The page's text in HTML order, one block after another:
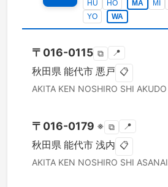
HU
HO MA MI
YO
WA
〒 016-0115 ⧉ 📍
秋田県 能代市 悪戸 📋
AKITA KEN NOSHIRO SHI AKUDO
〒 016-0179 ※ ⧉ 📍
秋田県 能代市 浅内 📋
AKITA KEN NOSHIRO SHI ASANAI